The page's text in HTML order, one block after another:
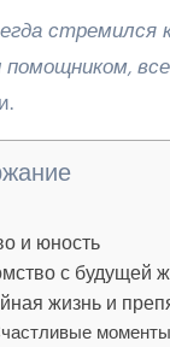
помощником,
и юность
с будущей
жизнь и